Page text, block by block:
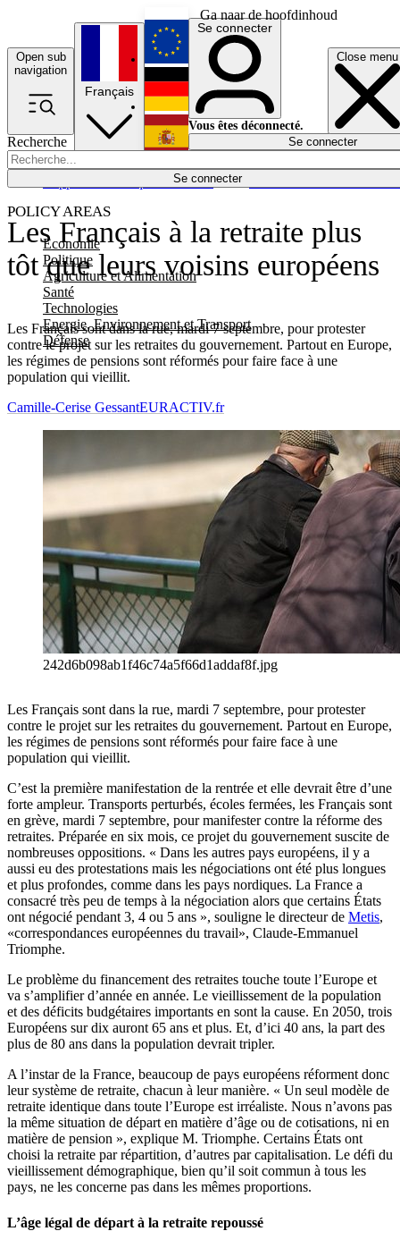
Ga naar de hoofdinhoud
Open sub
navigation
Close menu
Recherche
Se connecter
POLICY AREAS
Economie
Politique
Agriculture et Alimentation
Santé
Technologies
Energie, Environnement et Transport
Défense
Économie
Français
English
Deutsch
Español
Se connecter
Vous êtes déconnecté.
Se connecter
Les Français à la retraite plus
tôt que leurs voisins européens
Les Français sont dans la rue, mardi 7 septembre, pour protester
contre le projet sur les retraites du gouvernement. Partout en Europe,
les régimes de pensions sont réformés pour faire face à une
population qui vieillit.
Camille-Cerise GessantEURACTIV.fr
242d6b098ab1f46c74a5f66d1addaf8f.jpg
Les Français sont dans la rue, mardi 7 septembre, pour protester
contre le projet sur les retraites du gouvernement. Partout en Europe,
les régimes de pensions sont réformés pour faire face à une
population qui vieillit.
C’est la première manifestation de la rentrée et elle devrait être d’une
forte ampleur. Transports perturbés, écoles fermées, les Français sont
en grève, mardi 7 septembre, pour manifester contre la réforme des
retraites. Préparée en six mois, ce projet du gouvernement suscite de
nombreuses oppositions. « Dans les autres pays européens, il y a
aussi eu des protestations mais les négociations ont été plus longues
et plus profondes, comme dans les pays nordiques. La France a
consacré très peu de temps à la négociation alors que certains États
ont négocié pendant 3, 4 ou 5 ans », souligne le directeur de Metis,
«correspondances européennes du travail», Claude-Emmanuel
Triomphe.
Le problème du financement des retraites touche toute l’Europe et
va s’amplifier d’année en année. Le vieillissement de la population
et des déficits budgétaires importants en sont la cause. En 2050, trois
Européens sur dix auront 65 ans et plus. Et, d’ici 40 ans, la part des
plus de 80 ans dans la population devrait tripler.
A l’instar de la France, beaucoup de pays européens réforment donc
leur système de retraite, chacun à leur manière. « Un seul modèle de
retraite identique dans toute l’Europe est irréaliste. Nous n’avons pas
la même situation de départ en matière d’âge ou de cotisations, ni en
matière de pension », explique M. Triomphe. Certains États ont
choisi la retraite par répartition, d’autres par capitalisation. Le défi du
vieillissement démographique, bien qu’il soit commun à tous les
pays, ne les concerne pas dans les mêmes proportions.
L’âge légal de départ à la retraite repoussé